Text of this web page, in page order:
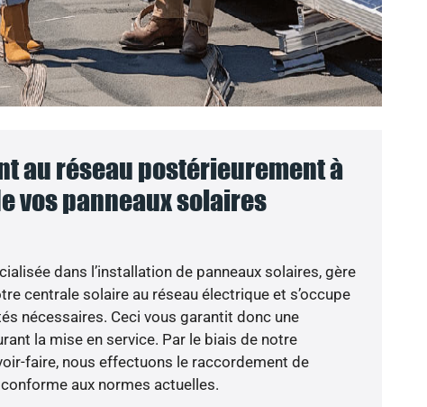
au réseau postérieurement à
vos panneaux solaires
dans l’installation de panneaux solaires, gère
centrale solaire au réseau électrique et s’occupe
nécessaires. Ceci vous garantit donc une
la mise en service. Par le biais de notre
faire, nous effectuons le raccordement de
aux normes actuelles.